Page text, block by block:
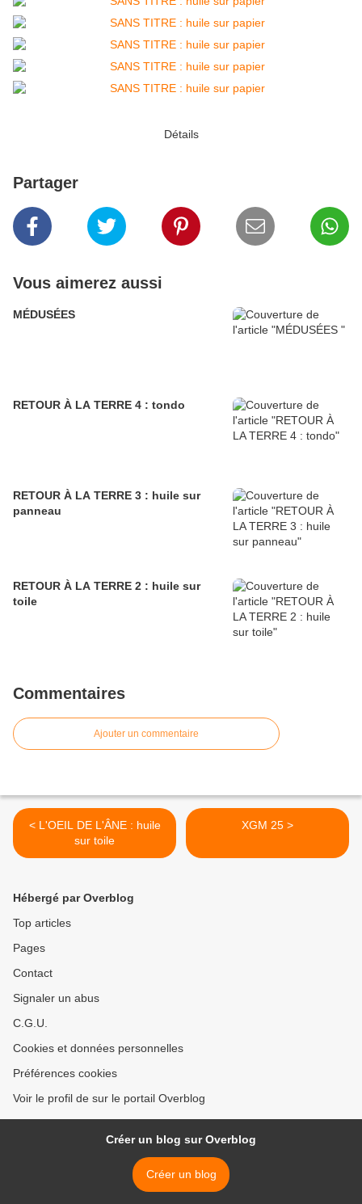
Détails
Partager
Vous aimerez aussi
MÉDUSÉES
RETOUR À LA TERRE 4 : tondo
RETOUR À LA TERRE 3 : huile sur
panneau
RETOUR À LA TERRE 2 : huile sur
toile
Commentaires
Ajouter un commentaire
< L'OEIL DE L'ÂNE : huile
sur toile
XGM 25 >
Hébergé par Overblog
Top articles
Pages
Contact
Signaler un abus
C.G.U.
Cookies et données personnelles
Préférences cookies
Voir le profil de sur le portail Overblog
Créer un blog sur Overblog
Créer un blog